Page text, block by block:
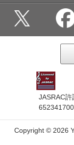
JASRAC許
Copyright © 2026